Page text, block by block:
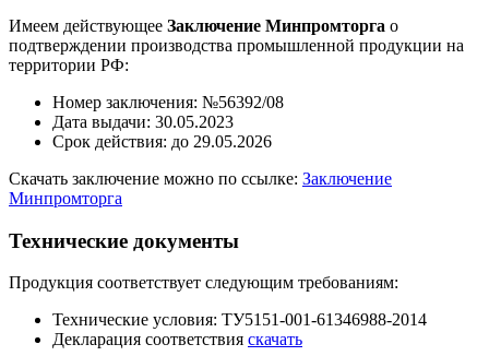
Имеем действующее Заключение Минпромторга о
подтверждении производства промышленной продукции на
территории РФ:
Номер заключения: №56392/08
Дата выдачи: 30.05.2023
Срок действия: до 29.05.2026
Скачать заключение можно по ссылке: Заключение
Минпромторга
Технические документы
Продукция соответствует следующим требованиям:
Технические условия: ТУ5151-001-61346988-2014
Декларация соответствия скачать